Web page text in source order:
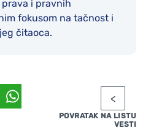
i pravnih
fokusom na tačnost i
čitaoca.
POVRATAK NA LISTU
VESTI